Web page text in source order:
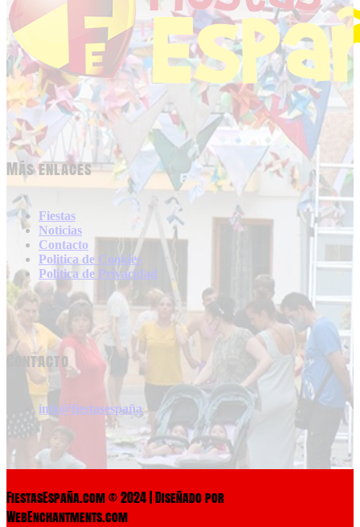
Más enlaces
Fiestas
Noticias
Contacto
Politica de Cookies
Politica de Privacidad
Contacto
info@fiestasespaña
FiestasEspaña.com © 2024 | Diseñado por
WebEnchantments.com